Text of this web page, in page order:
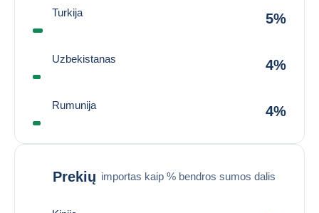
Turkija 5%
Uzbekistanas 4%
Rumunija 4%
Prekių importas kaip % bendros sumos dalis